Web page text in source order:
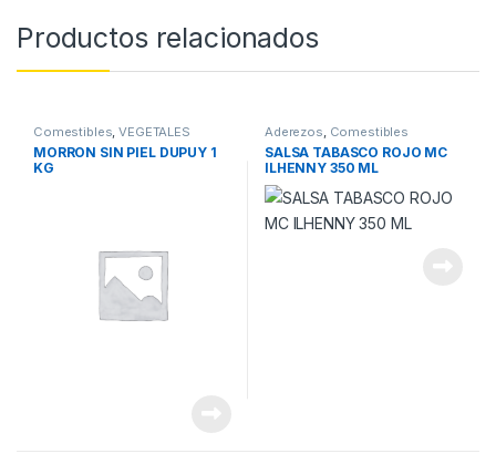
Productos relacionados
Comestibles,VEGETALES
CONSERVA
MORRON SIN PIEL DUPUY 1
KG
Aderezos, Comestibles
SALSA TABASCO ROJO MC
ILHENNY 350 ML